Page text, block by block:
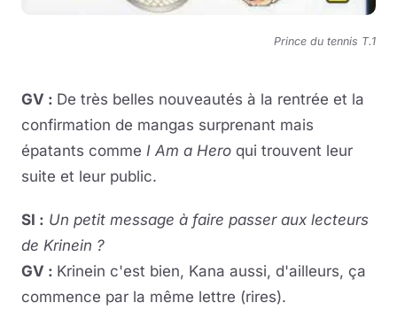
Prince du tennis T.1
GV : De très belles nouveautés à la rentrée et la
confirmation de mangas surprenant mais
épatants comme I Am a Hero qui trouvent leur
suite et leur public.
SI : Un petit message à faire passer aux lecteurs
de Krinein ?
GV : Krinein c'est bien, Kana aussi, d'ailleurs, ça
commence par la même lettre (rires).